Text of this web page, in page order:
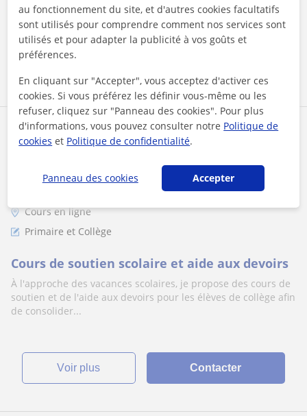
baccalauréat général...
1er cours offert
Elodie
Cours en ligne
Primaire et Collège
Cours de soutien scolaire et aide aux devoirs
À l'approche des vacances scolaires, je propose des cours de
soutien et de l'aide aux devoirs pour les élèves de collège afin
de consolider...
voir plus Contacter
au fonctionnement du site, et d'autres cookies facultatifs
sont utilisés pour comprendre comment nos services sont
utilisés et pour adapter la publicité à vos goûts et
préférences.
En cliquant sur "Accepter", vous acceptez d'activer ces
cookies. Si vous préférez les définir vous-même ou les
refuser, cliquez sur "Panneau des cookies". Pour plus
d'informations, vous pouvez consulter notre Politique de
cookies et Politique de confidentialité.
Panneau des cookies Accepter